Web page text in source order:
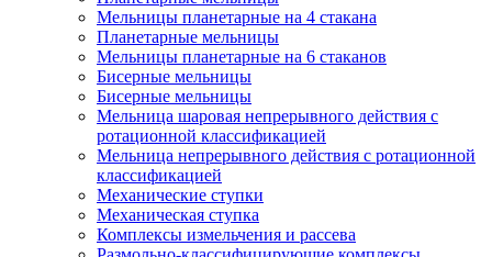
Мельницы планетарные на 4 стакана
Планетарные мельницы
Мельницы планетарные на 6 стаканов
Бисерные мельницы
Бисерные мельницы
Мельница шаровая непрерывного действия с
ротационной классификацией
Мельница непрерывного действия с ротационной
классификацией
Механические ступки
Механическая ступка
Комплексы измельчения и рассева